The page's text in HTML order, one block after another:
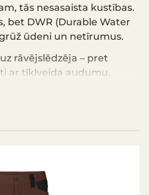
tās nesasaista kustības.
bet DWR (Durable Water
ūdeni un netīrumus.
rāvējslēdzēja – pret
ar tīklveida audumu.
nekas neizkristu fiziskas
kabatā uz gurna ielaidums
zonā īpaši izturīga
pusē riņķis, pie kura var
rokas.